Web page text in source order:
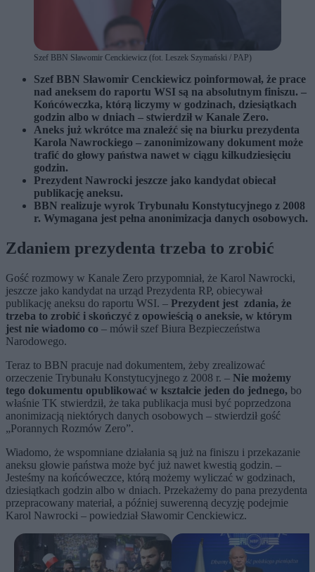
Szef BBN Sławomir Cenckiewicz (fot. Leszek Szymański / PAP)
Szef BBN Sławomir Cenckiewicz poinformował, że prace
nad aneksem do raportu WSI są na absolutnym finiszu. –
Końcóweczka, którą liczymy w godzinach, dziesiątkach
godzin albo w dniach – stwierdził w Kanale Zero.
Aneks już wkrótce ma znaleźć się na biurku prezydenta
Karola Nawrockiego – zanonimizowany dokument może
trafić do głowy państwa nawet w ciągu kilkudziesięciu
godzin.
Prezydent Nawrocki jeszcze jako kandydat obiecał
publikację aneksu.
BBN realizuje wyrok Trybunału Konstytucyjnego z 2008
r. Wymagana jest pełna anonimizacja danych osobowych.
Zdaniem prezydenta trzeba to zrobić
Gość rozmowy w Kanale Zero przypomniał, że Karol Nawrocki,
jeszcze jako kandydat na urząd Prezydenta RP, obiecywał
publikację aneksu do raportu WSI. – Prezydent jest zdania, że
trzeba to zrobić i skończyć z opowieścią o aneksie, w którym
jest nie wiadomo co – mówił szef Biura Bezpieczeństwa
Narodowego.
Teraz to BBN pracuje nad dokumentem, żeby zrealizować
orzeczenie Trybunału Konstytucyjnego z 2008 r. – Nie możemy
tego dokumentu opublikować w kształcie jeden do jednego, bo
właśnie TK stwierdził, że taka publikacja musi być poprzedzona
anonimizacją niektórych danych osobowych – stwierdził gość
„Porannych Rozmów Zero”.
Wiadomo, że wspomniane działania są już na finiszu i przekazanie
aneksu głowie państwa może być już nawet kwestią godzin. –
Jesteśmy na końcóweczce, którą możemy wyliczać w godzinach,
dziesiątkach godzin albo w dniach. Przekażemy do pana prezydenta
przepracowany materiał, a później suwerenną decyzję podejmie
Karol Nawrocki – powiedział Sławomir Cenckiewicz.